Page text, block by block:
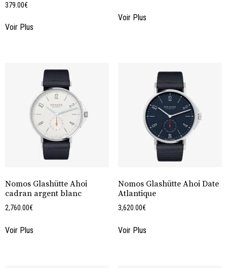
379.00€
Voir Plus
Voir Plus
Nomos Glashütte Ahoi
cadran argent blanc
2,760.00€
Voir Plus
Nomos Glashütte Ahoi Date
Atlantique
3,620.00€
Voir Plus